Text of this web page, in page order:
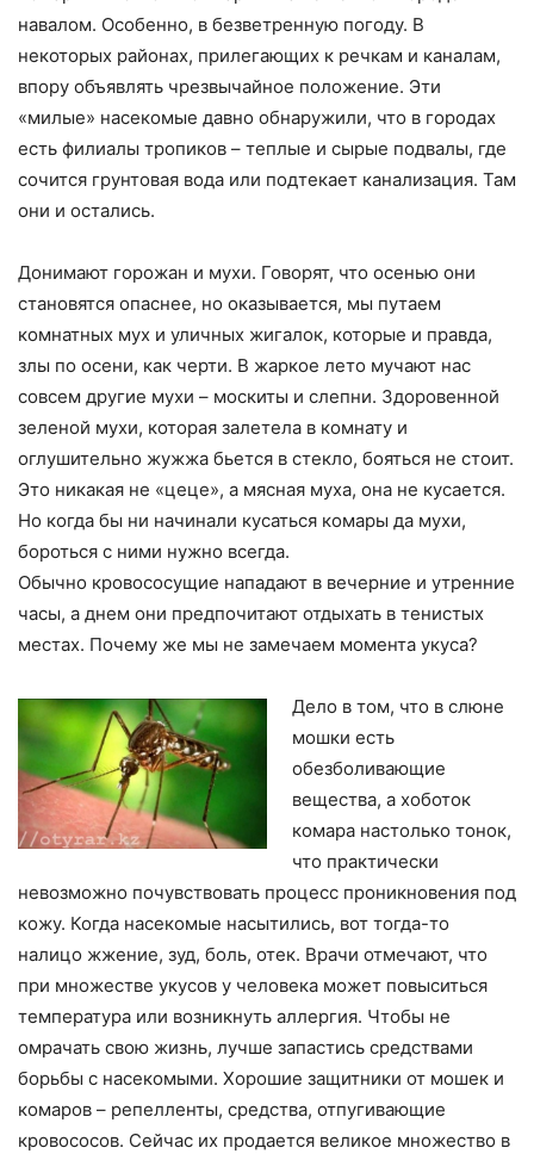
навалом. Особенно, в безветренную погоду. В
некоторых районах, прилегающих к речкам и каналам,
впору объявлять чрезвычайное положение. Эти
«милые» насекомые давно обнаружили, что в городах
есть филиалы тропиков – теплые и сырые подвалы, где
сочится грунтовая вода или подтекает канализация. Там
они и остались.
Донимают горожан и мухи. Говорят, что осенью они
становятся опаснее, но оказывается, мы путаем
комнатных мух и уличных жигалок, которые и правда,
злы по осени, как черти. В жаркое лето мучают нас
совсем другие мухи – москиты и слепни. Здоровенной
зеленой мухи, которая залетела в комнату и
оглушительно жужжа бьется в стекло, бояться не стоит.
Это никакая не «цеце», а мясная муха, она не кусается.
Но когда бы ни начинали кусаться комары да мухи,
бороться с ними нужно всегда.
Обычно кровососущие нападают в вечерние и утренние
часы, а днем они предпочитают отдыхать в тенистых
местах. Почему же мы не замечаем момента укуса?
Дело в том, что в слюне
мошки есть
обезболивающие
вещества, а хоботок
комара настолько тонок,
что практически
невозможно почувствовать процесс проникновения под
кожу. Когда насекомые насытились, вот тогда-то
налицо жжение, зуд, боль, отек. Врачи отмечают, что
при множестве укусов у человека может повыситься
температура или возникнуть аллергия. Чтобы не
омрачать свою жизнь, лучше запастись средствами
борьбы с насекомыми. Хорошие защитники от мошек и
комаров – репелленты, средства, отпугивающие
кровососов. Сейчас их продается великое множество в